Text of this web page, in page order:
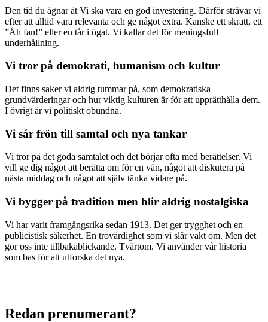
Den tid du ägnar åt Vi ska vara en god investering. Därför strävar vi
efter att alltid vara relevanta och ge något extra. Kanske ett skratt, ett
”Åh fan!” eller en tår i ögat. Vi kallar det för meningsfull
underhållning.
Vi tror på demokrati, humanism och kultur
Det finns saker vi aldrig tummar på, som demokratiska
grundvärderingar och hur viktig kulturen är för att upprätthålla dem.
I övrigt är vi politiskt obundna.
Vi sår frön till samtal och nya tankar
Vi tror på det goda samtalet och det börjar ofta med berättelser. Vi
vill ge dig något att berätta om för en vän, något att diskutera på
nästa middag och något att själv tänka vidare på.
Vi bygger på tradition men blir aldrig nostalgiska
Vi har varit framgångsrika sedan 1913. Det ger trygghet och en
publicistisk säkerhet. En trovärdighet som vi slår vakt om. Men det
gör oss inte tillbakablickande. Tvärtom. Vi använder vår historia
som bas för att utforska det nya.
Redan prenumerant?